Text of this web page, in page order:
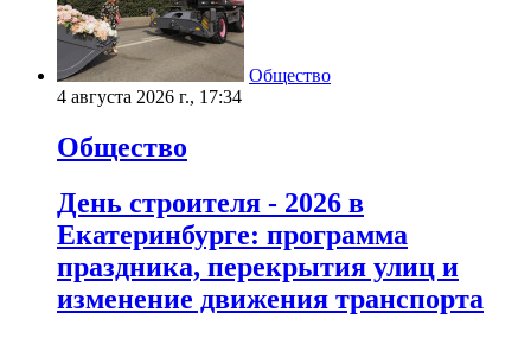
Общество
4 августа 2026 г., 17:34
Общество
День строителя - 2026 в
Екатеринбурге: программа
праздника, перекрытия улиц и
изменение движения транспорта